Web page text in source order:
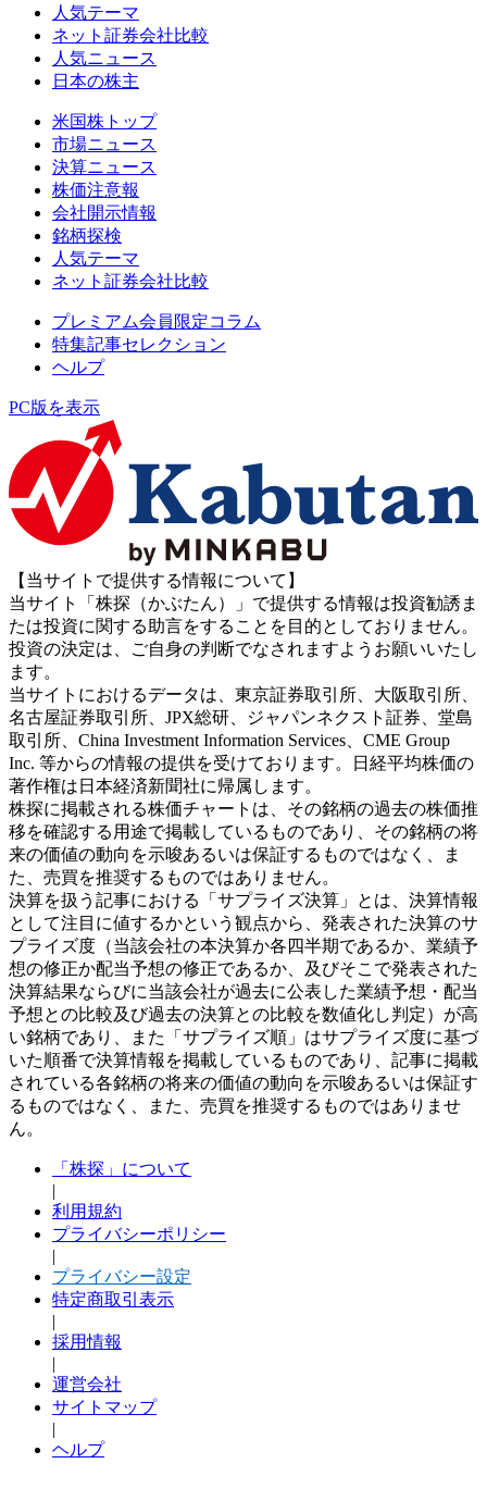
人気テーマ
ネット証券会社比較
人気ニュース
日本の株主
米国株トップ
市場ニュース
決算ニュース
株価注意報
会社開示情報
銘柄探検
人気テーマ
ネット証券会社比較
プレミアム会員限定コラム
特集記事セレクション
ヘルプ
PC版を表示
【当サイトで提供する情報について】
当サイト「株探（かぶたん）」で提供する情報は投資勧誘ま
たは投資に関する助言をすることを目的としておりません。
投資の決定は、ご自身の判断でなされますようお願いいたし
ます。
当サイトにおけるデータは、東京証券取引所、大阪取引所、
名古屋証券取引所、JPX総研、ジャパンネクスト証券、堂島
取引所、China Investment Information Services、CME Group
Inc. 等からの情報の提供を受けております。日経平均株価の
著作権は日本経済新聞社に帰属します。
株探に掲載される株価チャートは、その銘柄の過去の株価推
移を確認する用途で掲載しているものであり、その銘柄の将
来の価値の動向を示唆あるいは保証するものではなく、ま
た、売買を推奨するものではありません。
決算を扱う記事における「サプライズ決算」とは、決算情報
として注目に値するかという観点から、発表された決算のサ
プライズ度（当該会社の本決算か各四半期であるか、業績予
想の修正か配当予想の修正であるか、及びそこで発表された
決算結果ならびに当該会社が過去に公表した業績予想・配当
予想との比較及び過去の決算との比較を数値化し判定）が高
い銘柄であり、また「サプライズ順」はサプライズ度に基づ
いた順番で決算情報を掲載しているものであり、記事に掲載
されている各銘柄の将来の価値の動向を示唆あるいは保証す
るものではなく、また、売買を推奨するものではありませ
ん。
「株探」について
|
利用規約
プライバシーポリシー
|
プライバシー設定
特定商取引表示
|
採用情報
|
運営会社
サイトマップ
|
ヘルプ